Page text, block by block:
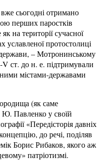
сьогодні отримано
перших паростків
на території сучасної
протостолиці
держави, – Мотронинському
ст. до н. е. підтримували
містами-державами
(як саме
Ю. Павленко у своїй
«Передісторія давніх
до речі, поділяв
Борис Рибаков, якого аж
патріотизмі.